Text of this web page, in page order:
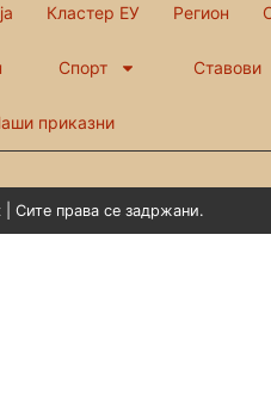
Кластер ЕУ Регион
Спорт Ставови
приказни
Сите права се задржани.